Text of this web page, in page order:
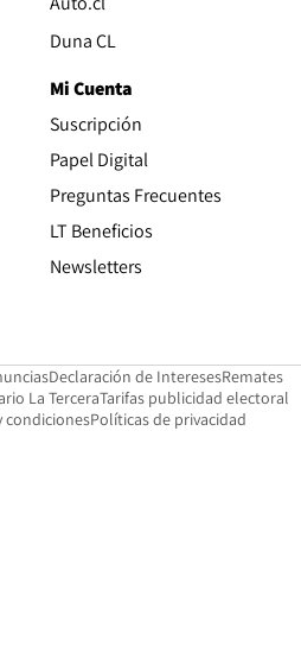
Duna CL
window
Mi Cuenta
Suscripción
Papel Digital
Preguntas Frecuentes
LT Beneficios
Newsletters
Opens in new window
Declaración de InteresesOpens in
Remates
window
La TerceraOpens in new window
Tarifas publicidad electoral
window
condicionesPolíticas de privacidad